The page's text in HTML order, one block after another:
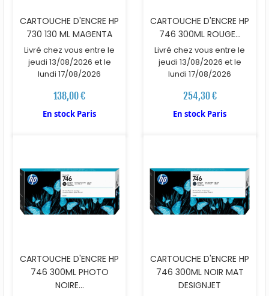
CARTOUCHE D'ENCRE HP
730 130 ML MAGENTA
Livré chez vous entre le
jeudi 13/08/2026 et le
lundi 17/08/2026
138,00 €
En stock Paris
CARTOUCHE D'ENCRE HP
746 300ML ROUGE...
Livré chez vous entre le
jeudi 13/08/2026 et le
lundi 17/08/2026
254,30 €
En stock Paris
CARTOUCHE D'ENCRE HP
746 300ML PHOTO
NOIRE...
CARTOUCHE D'ENCRE HP
746 300ML NOIR MAT
DESIGNJET